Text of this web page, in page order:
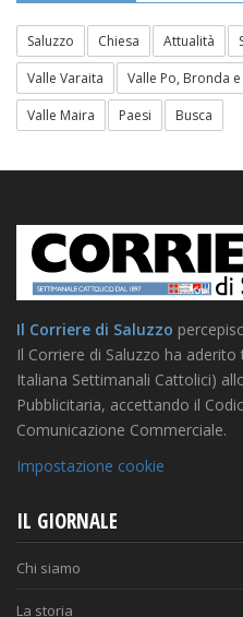
Saluzzo Chiesa Attualità
Valle Varaita
Valle Po, Bronda
Valle Maira
Paesi Busca
Il Corriere di Saluzzo
Il Corriere di Saluzzo ha
Italiana Settimanali Cattolici)
Pubblicitaria, accettando il
Comunicazione Commerciale.
Impostazione cookie
IL GIORNALE
Chi siamo
La storia